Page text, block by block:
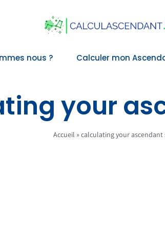
nous ? Calculer mon
your
Accueil »calculating your ascendant